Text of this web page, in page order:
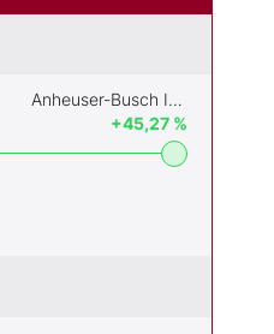
Anheuser-Busch Inbev
+45,27 %